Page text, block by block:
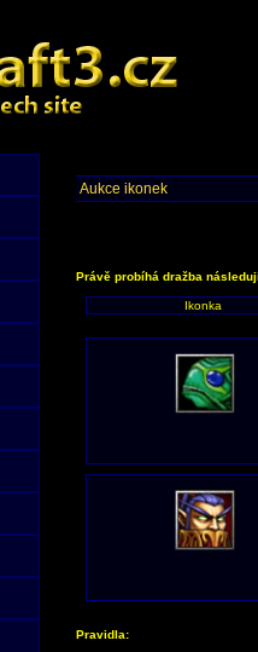
Aukce ikonek
Právě probíhá dražba
Ikonka
Pravidla: